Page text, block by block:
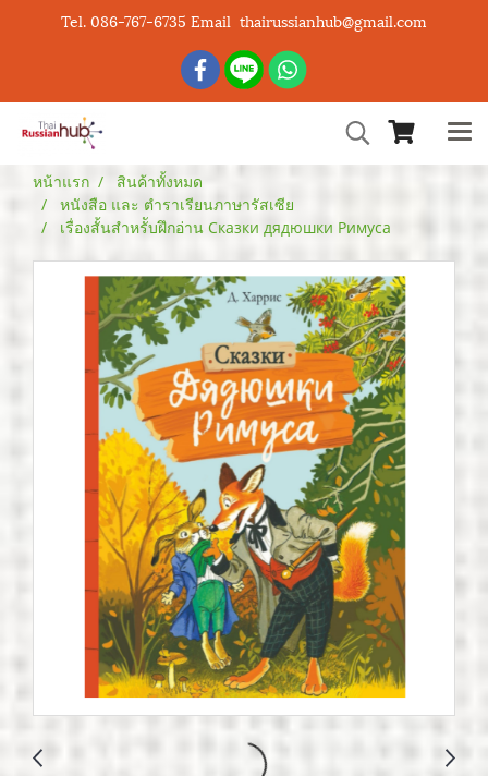
Tel. 086-767-6735 Email thairussianhub@gmail.com
หน้าแรก
สินค้าทั้งหมด
หนังสือ และ ตำราเรียนภาษารัสเซีย
เรื่องสั้นสำหรัับฝึกอ่าน Сказки дядюшки Римуса